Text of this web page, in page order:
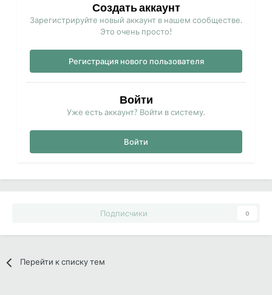
Создать аккаунт
Зарегистрируйте новый аккаунт в нашем сообществе.
Это очень просто!
Регистрация нового пользователя
Войти
Уже есть аккаунт? Войти в систему.
Войти
Подписчики 0
Перейти к списку тем